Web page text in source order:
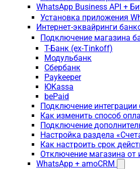
WhatsApp Business API +
Установка приложения
Интернет-эквайринги
Подключение магазина
Т-Банк (ex-Tinkoff)
Модульбанк
Сбербанк
Paykeeper
ЮKassa
bePaid
Подключение интеграции
Как изменить способ
Подключение
Настройка раздела
Как настроить срок
Отключение магазина от
WhatsApp + amoCRM